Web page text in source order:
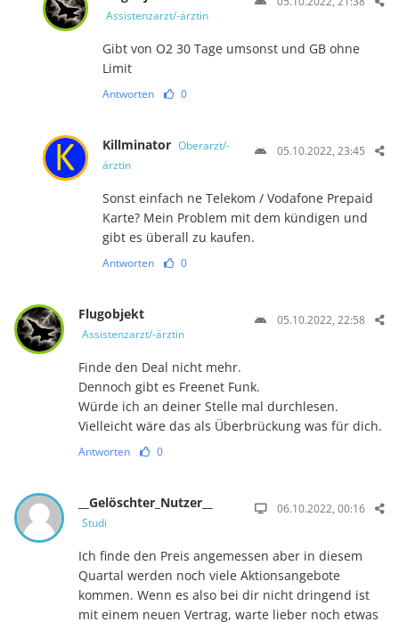
Assistenzarzt/-ärztin
Gibt von O2 30 Tage umsonst und GB ohne
Limit
Antworten 0
Killminator Oberarzt/-
ärztin
05.10.2022, 23:45
Sonst einfach ne Telekom / Vodafone Prepaid
Karte? Mein Problem mit dem kündigen und
gibt es überall zu kaufen.
Antworten 0
Flugobjekt
Assistenzarzt/-ärztin
05.10.2022, 22:58
Finde den Deal nicht mehr.
Dennoch gibt es Freenet Funk.
Würde ich an deiner Stelle mal durchlesen.
Vielleicht wäre das als Überbrückung was für dich.
Antworten 0
__Gelöschter_Nutzer__
Studi
06.10.2022, 00:16
Ich finde den Preis angemessen aber in diesem
Quartal werden noch viele Aktionsangebote
kommen. Wenn es also bei dir nicht dringend ist
mit einem neuen Vertrag, warte lieber noch etwas